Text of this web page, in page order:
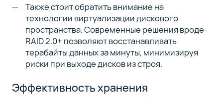
Также стоит обратить внимание на
технологии виртуализации дискового
пространства. Современные решения вроде
RAID 2.0+ позволяют восстанавливать
терабайты данных за минуты, минимизируя
риски при выходе дисков из строя.
Эффективность хранения